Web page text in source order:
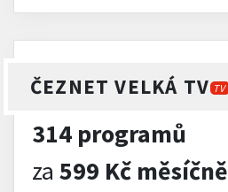
ČEZNET VELKÁ TV TV
314 programů
za 599 Kč měsíčně